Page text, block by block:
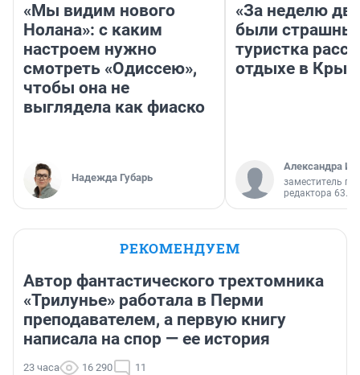
«Мы видим нового
Нолана»: с каким
настроем нужно
смотреть «Одиссею»,
чтобы она не
выглядела как фиаско
Надежда Губарь
«За неделю
были
туристка
отдыхе в
Александра
заместитель
редактора 63.RU
РЕКОМЕНДУЕМ
Автор фантастического трехтомника
«Трилунье» работала в Перми
преподавателем, а первую книгу
написала на спор — ее история
23 часа 16 290 11